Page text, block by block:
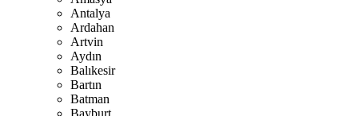
Antalya
Ardahan
Artvin
Aydın
Balıkesir
Bartın
Batman
Bayburt